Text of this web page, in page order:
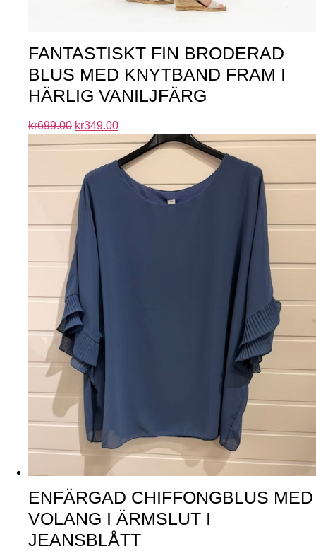
FANTASTISKT FIN BRODERAD
BLUS MED KNYTBAND FRAM I
HÄRLIG VANILJFÄRG
kr699.00 kr349.00
ENFÄRGAD CHIFFONGBLUS MED
VOLANG I ÄRMSLUT I
JEANSBLÅTT